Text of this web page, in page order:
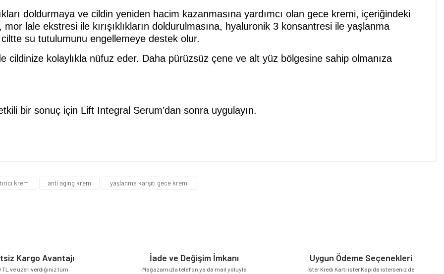
doldurmaya ve cildin yeniden hacim kazanmasına yardımcı olan gece kremi, içeriğindeki
mor lale ekstresi ile kırışıklıkların doldurulmasına, hyaluronik 3 konsantresi ile yaşlanma
su tutulumunu engellemeye destek olur.
cildinize kolaylıkla nüfuz eder. Daha pürüzsüz çene ve alt yüz bölgesine sahip olmanıza
bir sonuç için Lift Integral Serum’dan sonra uygulayın.
krem anti aging krem yaşlanma karşıtı gece kremi
Kargo Avantajı
TL ve üzeri verdiğiniz tüm
İade ve Değişim İmkanı
Mağazamızla telefon ya da mail yoluyla
Uygun Ödeme Seçenekleri
İster Kredi Kartı ister Kapıda isterseniz de